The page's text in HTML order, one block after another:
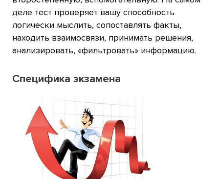
деле тест проверяет вашу способность
логически мыслить, сопоставлять факты,
находить взаимосвязи, принимать решения,
анализировать, «фильтровать» информацию.
Специфика экзамена